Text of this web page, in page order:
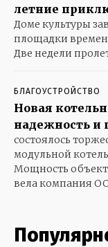
летние
Доме культуры
площадки
Две недели
БЛАГОУСТРОЙСТВО
Новая
надежность и
состоялось
модульной
Мощность
вела компания